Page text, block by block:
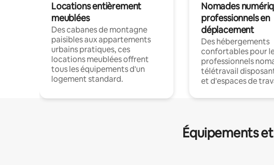
Locations entièrement
meublées
Des cabanes de montagne
paisibles aux appartements
urbains pratiques, ces
locations meublées offrent
tous les équipements d'un
logement standard.
Nomades
professionnels en
déplacement
Des hébergements
confortables pour
professionnels
télétravail
et d'espaces de
Équipements